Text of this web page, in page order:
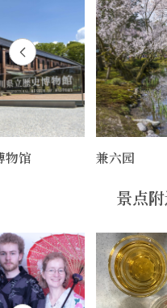
物馆 兼六园
景点